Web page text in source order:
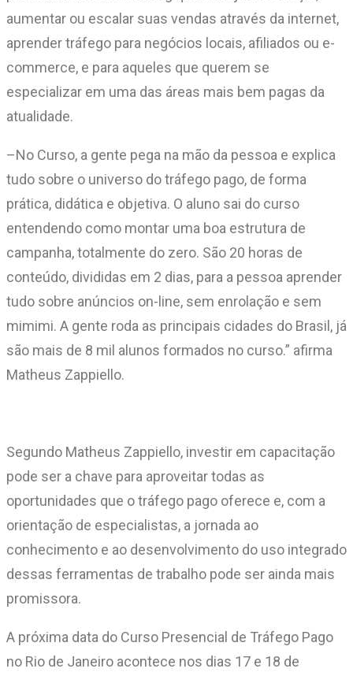
aumentar ou escalar suas vendas através da internet,
aprender tráfego para negócios locais, afiliados ou e-
commerce, e para aqueles que querem se
especializar em uma das áreas mais bem pagas da
atualidade.
–No Curso, a gente pega na mão da pessoa e explica
tudo sobre o universo do tráfego pago, de forma
prática, didática e objetiva. O aluno sai do curso
entendendo como montar uma boa estrutura de
campanha, totalmente do zero. São 20 horas de
conteúdo, divididas em 2 dias, para a pessoa aprender
tudo sobre anúncios on-line, sem enrolação e sem
mimimi. A gente roda as principais cidades do Brasil, já
são mais de 8 mil alunos formados no curso.” afirma
Matheus Zappiello.
Segundo Matheus Zappiello, investir em capacitação
pode ser a chave para aproveitar todas as
oportunidades que o tráfego pago oferece e, com a
orientação de especialistas, a jornada ao
conhecimento e ao desenvolvimento do uso integrado
dessas ferramentas de trabalho pode ser ainda mais
promissora.
A próxima data do Curso Presencial de Tráfego Pago
no Rio de Janeiro acontece nos dias 17 e 18 de